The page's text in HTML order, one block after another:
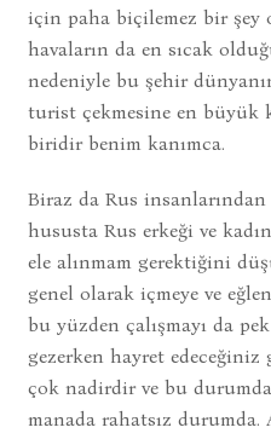
için paha biçilemez bir şey
havaların da en sıcak
nedeniyle bu şehir
turist çekmesine en büyük
biridir benim kanımca.
Biraz da Rus
hususta Rus erkeği ve
ele alınmam gerektiğini
genel olarak içmeye ve
bu yüzden çalışmayı da
gezerken hayret
çok nadirdir ve bu
manada rahatsız durumda.